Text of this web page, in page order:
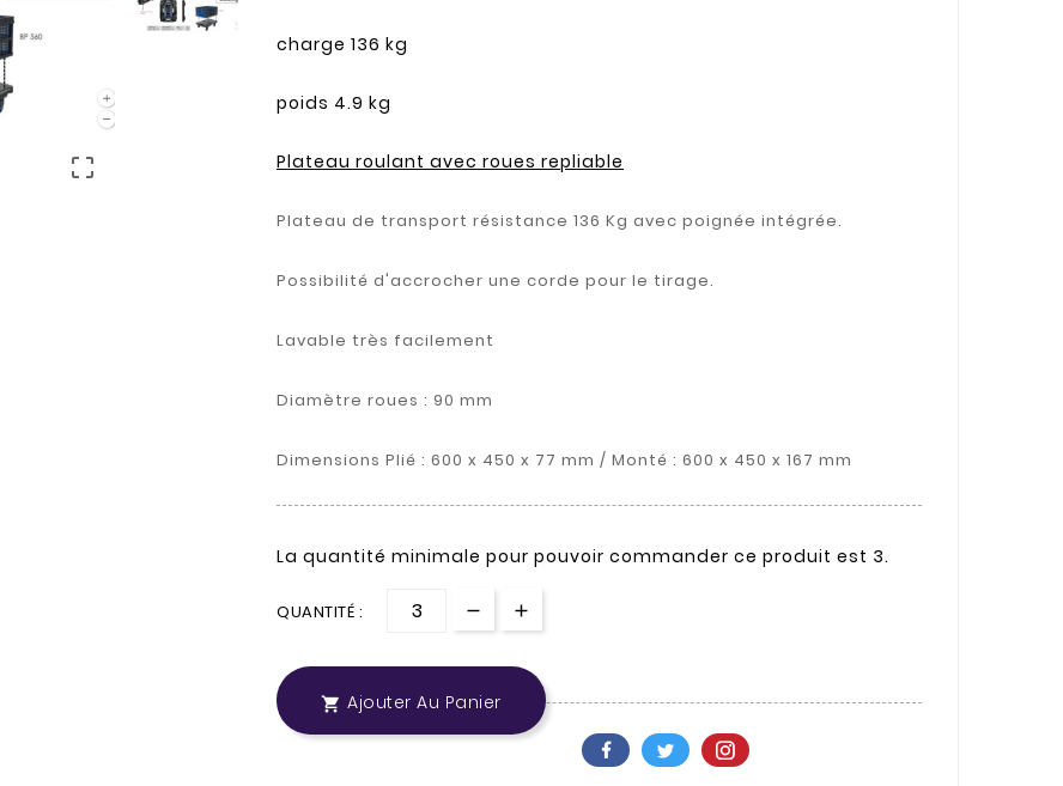

charge 136 kg
poids 4.9 kg
Plateau roulant avec roues repliable
Plateau de transport résistance 136 Kg avec poignée intégrée.
Possibilité d'accrocher une corde pour le tirage.
Lavable très facilement
Diamètre roues : 90 mm
Dimensions Plié : 600 x 450 x 77 mm / Monté : 600 x 450 x 167 mm
La quantité minimale pour pouvoir commander ce produit est 3.
QUANTITÉ :
 Ajouter Au Panier